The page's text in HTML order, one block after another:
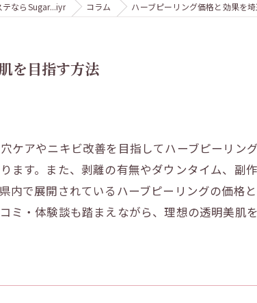
ならSugar...iyr コラム ハーブピーリング価格と効果を
を目指す方法
アやニキビ改善を目指してハーブピーリン
す。また、剥離の有無やダウンタイム、副
で展開されているハーブピーリングの価格
・体験談も踏まえながら、理想の透明美肌